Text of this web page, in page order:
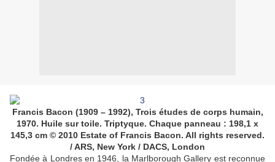
Francis Bacon (1909 – 1992), Trois études de corps humain,
1970. Huile sur toile. Triptyque. Chaque panneau : 198,1 x
145,3 cm © 2010 Estate of Francis Bacon. All rights reserved.
/ ARS, New York / DACS, London
Fondée à Londres en 1946, la Marlborough Gallery est reconnue